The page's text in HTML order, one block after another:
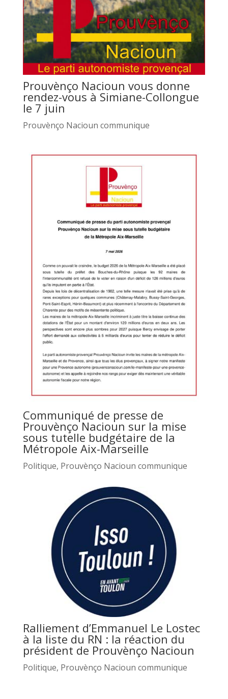
Prouvènço Nacioun vous donne
rendez-vous à Simiane-Collongue
le 7 juin
Prouvènço Nacioun communique
Communiqué de presse de
Prouvènço Nacioun sur la mise
sous tutelle budgétaire de la
Métropole Aix-Marseille
Politique, Prouvènço Nacioun communique
Ralliement d’Emmanuel Le Lostec
à la liste du RN : la réaction du
président de Prouvènço Nacioun
Politique, Prouvènço Nacioun communique